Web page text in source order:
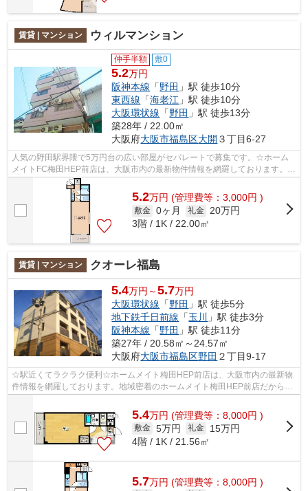
賃貸 | マンション ウィルマンション
仲手半額 敷0
5.2万円
阪神本線 「野田 」駅 徒歩10分
東西線 「海老江 」駅 徒歩10分
大阪環状線 「野田 」駅 徒歩13分
築28年 / 22.00㎡
大阪府大阪市福島区大開 ３丁目6-27
人気の野田駅界隈で5万円台の広い部屋がセパレートで募集です。☆ホーム
メイトFC梅田HEP前店は、大阪市内の最新物件情報を網羅しております。地
域密着のホームメイトFC梅田HEP前店だか...
5.2万円 (管理費等：3,000円 )
敷金 0ヶ月 礼金
20万円
3階 / 1K / 22.00㎡
賃貸 | マンション クオーレ福島
5.4万円～5.7万円
大阪環状線 「野田 」駅 徒歩5分
地下鉄千日前線 「玉川
」駅 徒歩3分
阪神本線 「野田 」駅 徒歩11分
築27年 / 20.58㎡～24.57㎡
大阪府大阪市福島区野田 ２丁目9-17
☆駅近くてラクラク便利☆ホームメイト梅田HEP前店は、大阪市内の最新物
件情報を網羅しております。地域密着のホームメイト梅田HEP前店だからで
5.4万円 (管理費等：8,000円 )
敷金 5万円 礼金
15万円
4階 / 1K / 21.56㎡
5.7万円 (管理費等：8,000円 )